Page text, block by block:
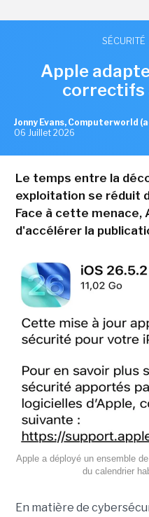
SÉCURITÉ
Apple
correctifs
Jonny Evans, Computerworld
06 Juillet 2026
Le temps entre la
exploitation se réduit
Face à cette menace,
d'accélérer la
Apple a déployé un ensemble
du calendrier
En matière de